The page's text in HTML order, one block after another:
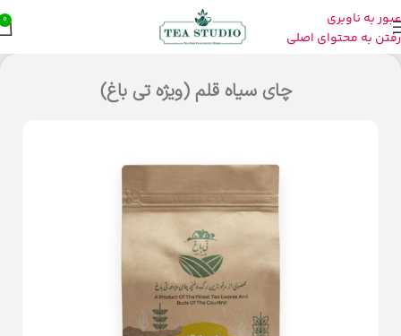
عبور به ناوبری
رفتن به محتوای اصلی
0
چای سیاه قلم (ویژه تی باغ)